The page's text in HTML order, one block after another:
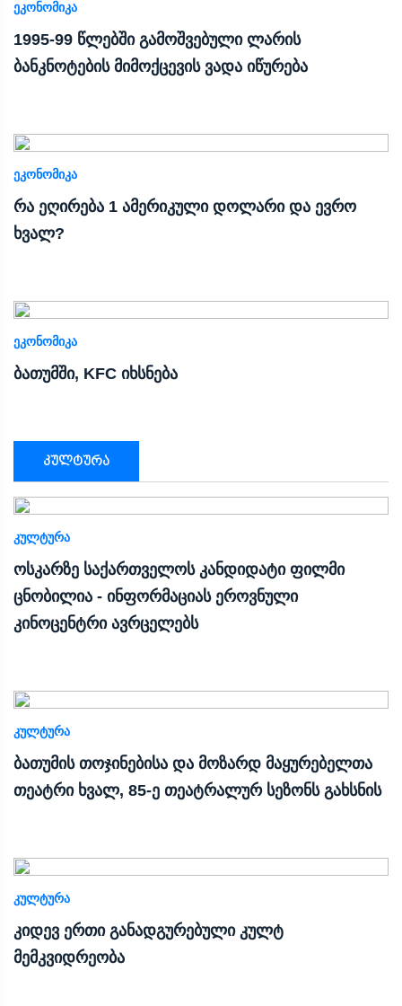
ᲔᲙᲝᲜᲝᲛᲘᲙᲐ
1995-99 წლებში გამოშვებული ლარის
ბანკნოტების მიმოქცევის ვადა იწურება
ᲔᲙᲝᲜᲝᲛᲘᲙᲐ
რა ეღირება 1 ამერიკული დოლარი და ევრო
ხვალ?
ᲔᲙᲝᲜᲝᲛᲘᲙᲐ
ბათუმში, KFC იხსნება
კულტურა
ᲙᲣᲚᲢᲣᲠᲐ
ოსკარზე საქართველოს კანდიდატი ფილმი
ცნობილია - ინფორმაციას ეროვნული
კინოცენტრი ავრცელებს
ᲙᲣᲚᲢᲣᲠᲐ
ბათუმის თოჯინებისა და მოზარდ მაყურებელთა
თეატრი ხვალ, 85-ე თეატრალურ სეზონს გახსნის
ᲙᲣᲚᲢᲣᲠᲐ
კიდევ ერთი განადგურებული კულტ
მემკვიდრეობა